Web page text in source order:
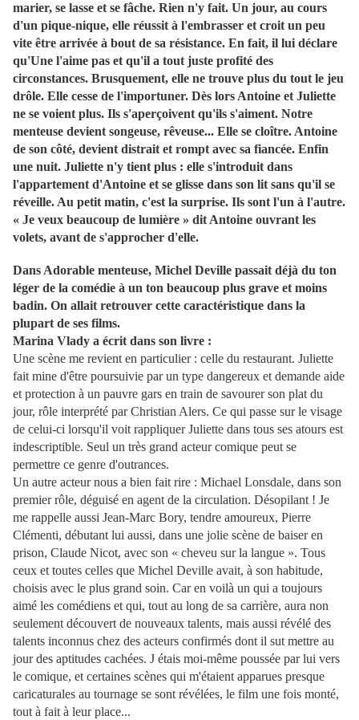
marier, se lasse et se fâche. Rien n'y fait. Un jour, au cours
d'un pique-nique, elle réussit à l'embrasser et croit un peu
vite être arrivée à bout de sa résistance. En fait, il lui déclare
qu'Une l'aime pas et qu'il a tout juste profité des
circonstances. Brusquement, elle ne trouve plus du tout le jeu
drôle. Elle cesse de l'importuner. Dès lors Antoine et Juliette
ne se voient plus. Ils s'aperçoivent qu'ils s'aiment. Notre
menteuse devient songeuse, rêveuse... Elle se cloître. Antoine
de son côté, devient distrait et rompt avec sa fiancée. Enfin
une nuit. Juliette n'y tient plus : elle s'introduit dans
l'appartement d'Antoine et se glisse dans son lit sans qu'il se
réveille. Au petit matin, c'est la surprise. Ils sont l'un à l'autre.
« Je veux beaucoup de lumière » dit Antoine ouvrant les
volets, avant de s'approcher d'elle.
Dans Adorable menteuse, Michel Deville passait déjà du ton
léger de la comédie à un ton beaucoup plus grave et moins
badin. On allait retrouver cette caractéristique dans la
plupart de ses films.
Marina Vlady a écrit dans son livre :
Une scène me revient en particulier : celle du restaurant. Juliette
fait mine d'être poursuivie par un type dangereux et demande aide
et protection à un pauvre gars en train de savourer son plat du
jour, rôle interprété par Christian Alers. Ce qui passe sur le visage
de celui-ci lorsqu'il voit rappliquer Juliette dans tous ses atours est
indescriptible. Seul un très grand acteur comique peut se
permettre ce genre d'outrances.
Un autre acteur nous a bien fait rire : Michael Lonsdale, dans son
premier rôle, déguisé en agent de la circulation. Désopilant ! Je
me rappelle aussi Jean-Marc Bory, tendre amoureux, Pierre
Clémenti, débutant lui aussi, dans une jolie scène de baiser en
prison, Claude Nicot, avec son « cheveu sur la langue ». Tous
ceux et toutes celles que Michel Deville avait, à son habitude,
choisis avec le plus grand soin. Car en voilà un qui a toujours
aimé les comédiens et qui, tout au long de sa carrière, aura non
seulement découvert de nouveaux talents, mais aussi révélé des
talents inconnus chez des acteurs confirmés dont il sut mettre au
jour des aptitudes cachées. J étais moi-même poussée par lui vers
le comique, et certaines scènes qui m'étaient apparues presque
caricaturales au tournage se sont révélées, le film une fois monté,
tout à fait à leur place...